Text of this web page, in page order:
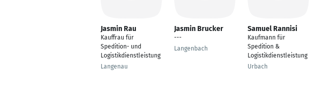
Jasmin Rau
Kauffrau für
Spedition- und
Logistikdienstleistung
Langenau
Jasmin Brucker
---
Langenbach
Samuel Rannisi
Kaufmann für
Spedition &
Logistikdienstleistung
Urbach